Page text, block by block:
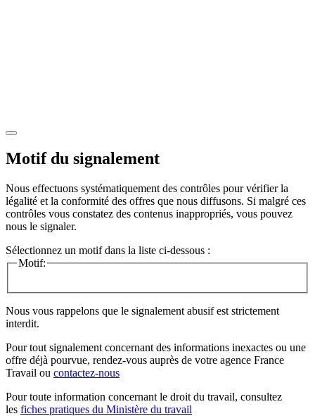
Motif du signalement
Nous effectuons systématiquement des contrôles pour vérifier la
légalité et la conformité des offres que nous diffusons. Si malgré ces
contrôles vous constatez des contenus inappropriés, vous pouvez
nous le signaler.
Sélectionnez un motif dans la liste ci-dessous :
Motif:
Nous vous rappelons que le signalement abusif est strictement
interdit.
Pour tout signalement concernant des informations inexactes ou une
offre déjà pourvue, rendez-vous auprès de votre agence France
Travail ou contactez-nous
Pour toute information concernant le droit du travail, consultez
les fiches pratiques du Ministère du travail